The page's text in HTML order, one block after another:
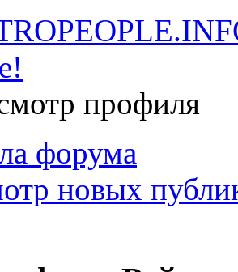
профиля
форума
новых